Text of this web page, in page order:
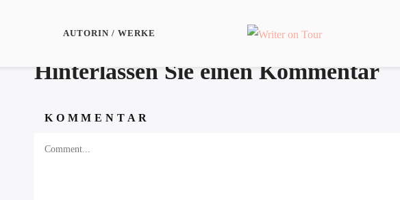
AUTORIN / WERKE
Hinterlassen Sie einen Kommentar
KOMMENTAR